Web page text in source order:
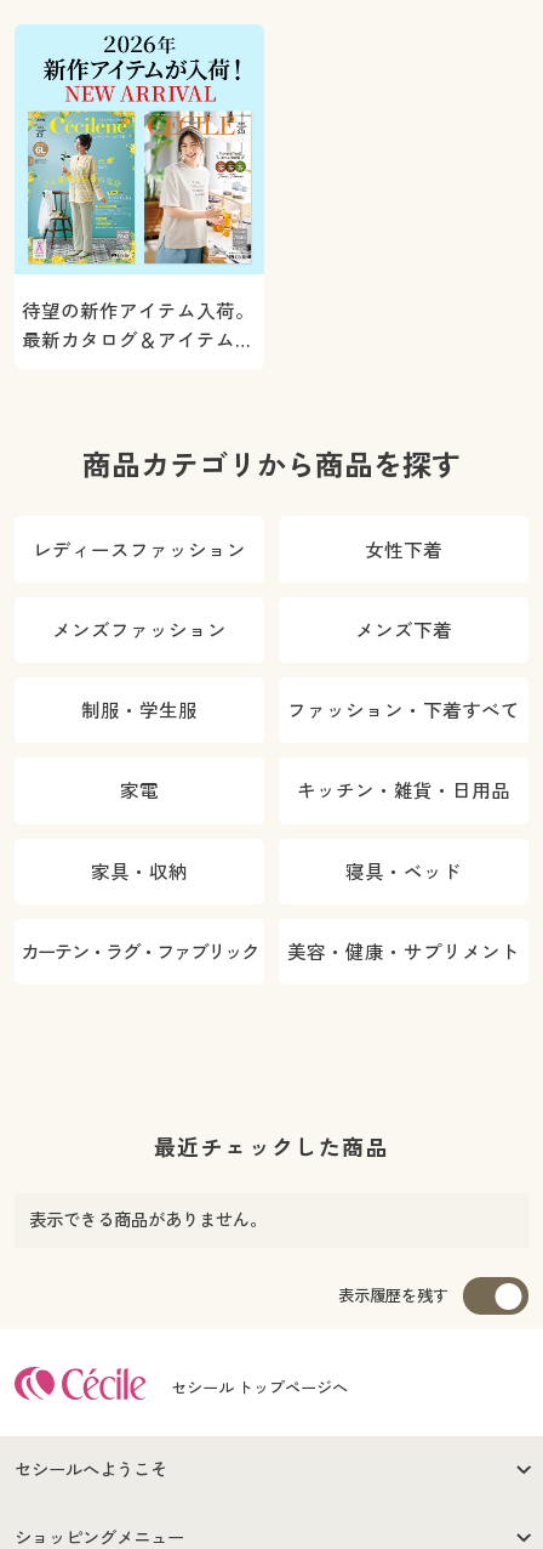
ト！
待望の新作アイテム入荷。
最新カタログ＆アイテムを
商品カテゴリから商品を探す
レディースファッション 女性下着
メンズファッション メンズ下着
制服・学生服 ファッション・下着すべて
家電 キッチン・雑貨・日用品
家具・収納 寝具・ベッド
カーテン・ラグ・ファブリック 美容・健康・サプリメント
最近チェックした商品
表示できる商品がありません。
表示履歴を残す
セシール トップページへ
セシールへようこそ
はじめての方へ
ショッピングメニュー